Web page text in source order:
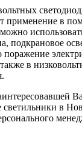
применение в
подкрановое
в
в